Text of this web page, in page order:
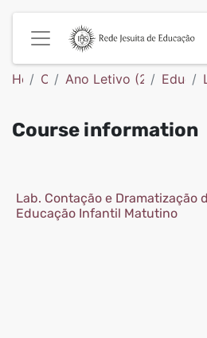
Side panel
HomeCoursesAno Letivo (2026) -
Course information
Lab. Contação e Dramatização
Educação Infantil Matutino